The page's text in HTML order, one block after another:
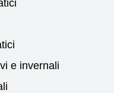
e invernali